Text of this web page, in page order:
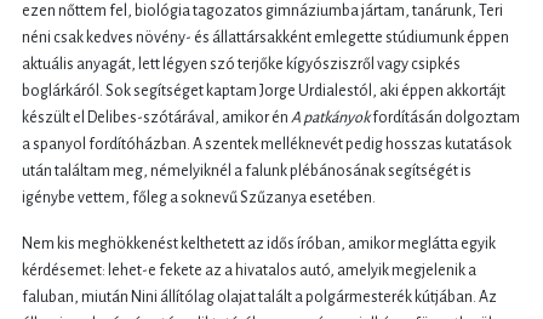
ezen nőttem fel, biológia tagozatos gimnáziumba jártam, tanárunk, Teri
néni csak kedves növény- és állattársakként emlegette stúdiumunk éppen
aktuális anyagát, lett légyen szó terjőke kígyósziszről vagy csipkés
boglárkáról. Sok segítséget kaptam Jorge Urdialestól, aki éppen akkortájt
készült el Delibes-szótárával, amikor én A patkányokfordításán dolgoztam
a spanyol fordítóházban. A szentek melléknevét pedig hosszas kutatások
után találtam meg, némelyiknél a falunk plébánosának segítségét is
igénybe vettem, főleg a soknevű Szűzanya esetében.
Nem kis meghökkenést kelthetett az idős íróban, amikor meglátta egyik
kérdésemet: lehet-e fekete az a hivatalos autó, amelyik megjelenik a
faluban, miután Nini állítólag olajat talált a polgármesterék kútjában. Az